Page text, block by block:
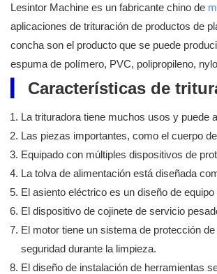
Lesintor Machine es un fabricante chino de
aplicaciones de trituración de productos de
concha son el producto que se puede
espuma de polímero, PVC, polipropileno,
Características de
La trituradora tiene muchos usos y puede
Las piezas importantes, como el cuerpo
Equipado con múltiples dispositivos de
La tolva de alimentación está diseñada
El asiento eléctrico es un diseño de
El dispositivo de cojinete de servicio
El motor tiene un sistema de protección
seguridad durante la limpieza.
El diseño de instalación de herramientas